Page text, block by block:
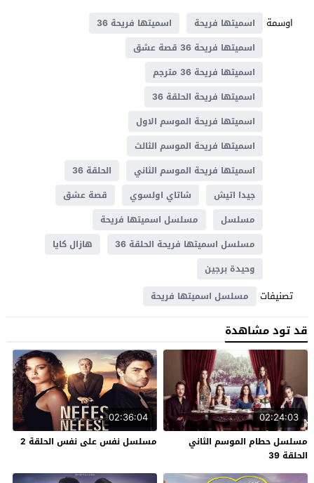
اوسمة
اسميتها فريحة
اسميتها فريحة 36
اسميتها فريحة 36 قصة عشق
اسميتها فريحة 36 مترجم
اسميتها فريحة الحلقة 36
اسميتها فريحة الموسم الاول
اسميتها فريحة الموسم الثالث
اسميتها فريحة الموسم الثاني
الحلقة 36
جيدا اتيش
شاتاي اولسوي
قصة عشق
مسلسل
مسلسل اسميتها فريحة
مسلسل اسميتها فريحة الحلقة 36
هازال كايا
وحيدة برجين
تصنيفات مسلسل اسميتها فريحة
قد تود مشاهدة
02:24:03
مسلسل حطام الموسم الثاني
الحلقة 39
02:36:04
مسلسل نفس على نفس الحلقة 2